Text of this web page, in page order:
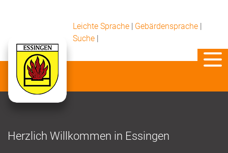
Leichte Sprache | Gebärdensprache |
Suche |
Herzlich Willkommen in Essingen